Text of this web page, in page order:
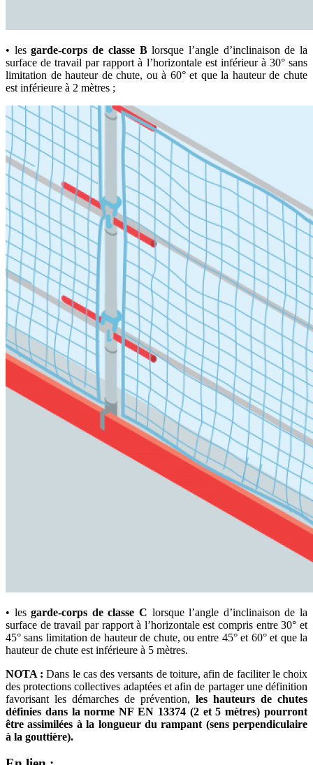
• lesgarde-corps de classe Blorsque l’angle d’inclinaison de la
surface de travail par rapport à l’horizontale est inférieur à 30° sans
limitation de hauteur de chute, ou à 60° et que la hauteur de chute
est inférieure à 2 mètres ;
• lesgarde-corps de classe C lorsque l’angle d’inclinaison de la
surface de travail par rapport à l’horizontale est compris entre 30° et
45° sans limitation de hauteur de chute, ou entre 45° et 60° et que la
hauteur de chute est inférieure à 5 mètres.
NOTA : Dans le cas des versants de toiture, afin de faciliter le choix
des protections collectives adaptées et afin de partager une définition
favorisant les démarches de prévention, les hauteurs de chutes
définies dans la norme NF EN 13374 (2 et 5 mètres) pourront
être assimilées à la longueur du rampant (sens perpendiculaire
à la gouttière).